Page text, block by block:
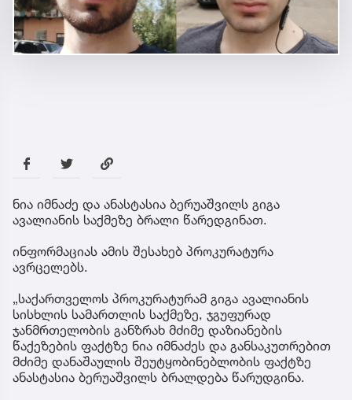
ნია იმნაძე და ანასტასია ბერუაშვილს გიგა
ავალიანის საქმეზე ბრალი წარედგინათ.
ინფორმაციას ამის შესახებ პროკურატურა
ავრცელებს.
„საქართველოს პროკურატურამ გიგა ავალიანის
სისხლის სამართლის საქმეზე, ჯგუფურად
ჯანმრთელობის განზრახ მძიმე დაზიანების
წაქეზების ფაქტზე ნია იმნაძეს და განსაკუთრებით
მძიმე დანაშაულის შეუტყობინებლობის ფაქტზე
ანასტასია ბერუაშვილს ბრალდება წარუდგინა.